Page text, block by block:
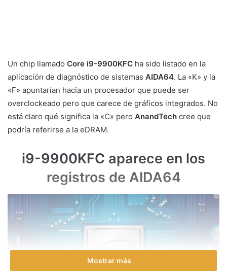
Un chip llamado Core i9-9900KFC ha sido listado en la
aplicación de diagnóstico de sistemas AIDA64. La «K» y la
«F» apuntarían hacia un procesador que puede ser
overclockeado pero que carece de gráficos integrados. No
está claro qué significa la «C» pero AnandTech cree que
podría referirse a la eDRAM.
i9-9900KFC aparece en los
registros de AIDA64
Mostrar más